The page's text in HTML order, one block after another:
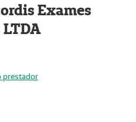
Exames
prestador